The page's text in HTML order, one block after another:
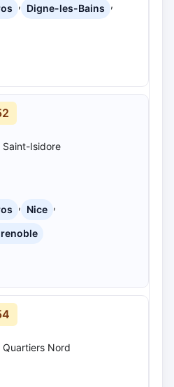
, Digne-les-Bains ,
Saint-Isidore
, Nice ,
Quartiers Nord